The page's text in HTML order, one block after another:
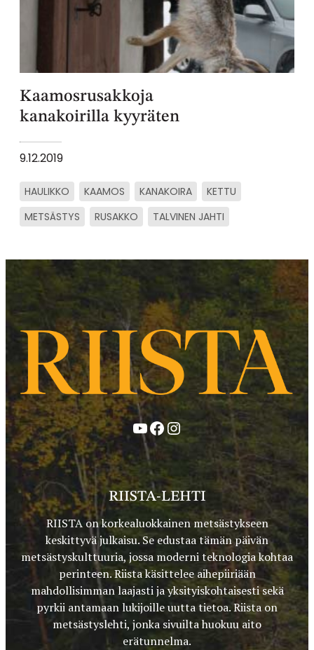
Kaamosrusakkoja
kanakoirilla kyyräten
9.12.2019
HAULIKKO KAAMOS KANAKOIRA
KETTU
METSÄSTYS
RUSAKKO TALVINEN JAHTI
YouTube
Facebook
Instagram
RIISTA-LEHTI
RIISTA on korkealuokkainen metsästykseen
keskittyvä julkaisu. Se edustaa tämän päivän
metsästyskulttuuria, jossa moderni teknologia kohtaa
perinteen. Riista käsittelee aihepiiriään
mahdollisimman laajasti ja yksityiskohtaisesti sekä
pyrkii antamaan lukijoille uutta tietoa. Riista on
metsästyslehti, jonka sivuilta huokuu aito
erätunnelma.